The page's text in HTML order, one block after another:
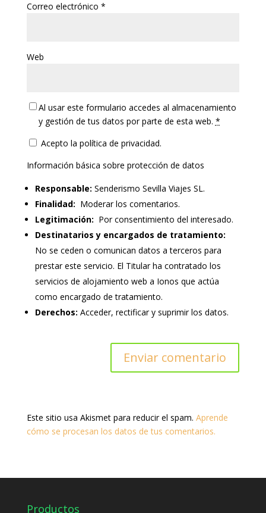
Correo electrónico *
Web
Al usar este formulario accedes al almacenamiento
y gestión de tus datos por parte de esta web. *
Acepto la política de privacidad.
Información básica sobre protección de datos
Responsable: Senderismo Sevilla Viajes SL.
Finalidad: Moderar los comentarios.
Legitimación: Por consentimiento del interesado.
Destinatarios y encargados de tratamiento:
No se ceden o comunican datos a terceros para
prestar este servicio. El Titular ha contratado los
servicios de alojamiento web a Ionos que actúa
como encargado de tratamiento.
Derechos: Acceder, rectificar y suprimir los datos.
Este sitio usa Akismet para reducir el spam. Aprende
cómo se procesan los datos de tus comentarios.
Productos